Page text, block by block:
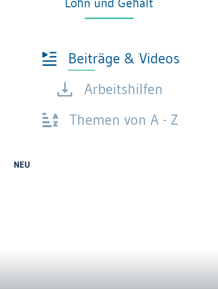
Beiträge & Videos
Arbeitshilfen
Themen von A - Z
NEU